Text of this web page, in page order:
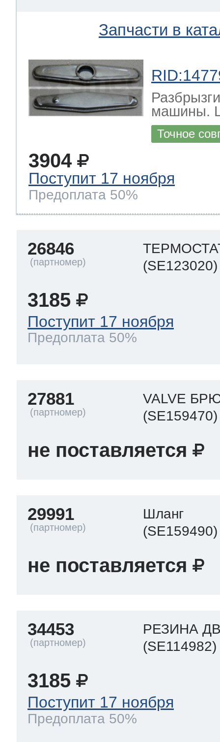
Запчасти в
машины.
Точное
3904
Поступит 17 ноября
Предоплата 50%
26846
(SE123020)
3185
Поступит 17 ноября
Предоплата 50%
27881
VALVE
(SE159470)
не поставляется
29991
Шланг
(SE159490)
не поставляется
34453
РЕЗИНА
(SE114982)
3185
Поступит 17 ноября
Предоплата 50%